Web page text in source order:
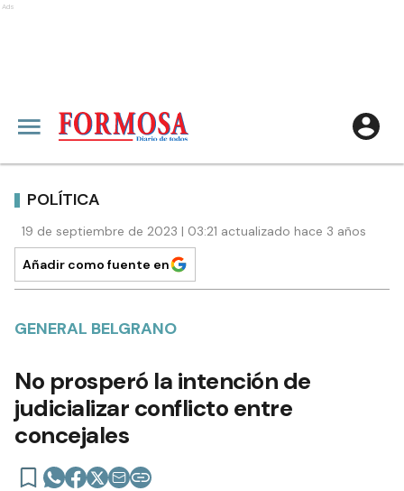
Ads
POLÍTICA
19 de septiembre de 2023 | 03:21 actualizado hace 3 años
Añadir como fuente en
GENERAL BELGRANO
No prosperó la intención de
judicializar conflicto entre
concejales